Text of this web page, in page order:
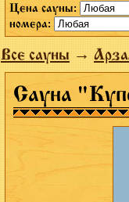
Цена сауны:
номера:
Все сауны→
Сауна